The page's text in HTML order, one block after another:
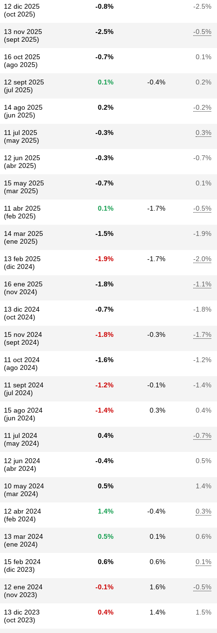
12 dic 2025
(oct 2025)
-0.8% -2.5%
13 nov 2025
(sept 2025)
-2.5% -0.5%
16 oct 2025
(ago 2025)
-0.7% 0.1%
12 sept 2025
(jul 2025)
0.1% -0.4% 0.2%
14 ago 2025
(jun 2025)
0.2% -0.2%
11 jul 2025
(may 2025)
-0.3% 0.3%
12 jun 2025
(abr 2025)
-0.3% -0.7%
15 may 2025
(mar 2025)
-0.7% 0.1%
11 abr 2025
(feb 2025)
0.1% -1.7% -0.5%
14 mar 2025
(ene 2025)
-1.5% -1.9%
13 feb 2025
(dic 2024)
-1.9% -1.7% -2.0%
16 ene 2025
(nov 2024)
-1.8% -1.1%
13 dic 2024
(oct 2024)
-0.7% -1.8%
15 nov 2024
(sept 2024)
-1.8% -0.3% -1.7%
11 oct 2024
(ago 2024)
-1.6% -1.2%
11 sept 2024
(jul 2024)
-1.2% -0.1% -1.4%
15 ago 2024
(jun 2024)
-1.4% 0.3% 0.4%
11 jul 2024
(may 2024)
0.4% -0.7%
12 jun 2024
(abr 2024)
-0.4% 0.5%
10 may 2024
(mar 2024)
0.5% 1.4%
12 abr 2024
(feb 2024)
1.4% -0.4% 0.3%
13 mar 2024
(ene 2024)
0.5% 0.1% 0.6%
15 feb 2024
(dic 2023)
0.6% 0.6% 0.1%
12 ene 2024
(nov 2023)
-0.1% 1.6% -0.5%
13 dic 2023
(oct 2023)
0.4% 1.4% 1.5%